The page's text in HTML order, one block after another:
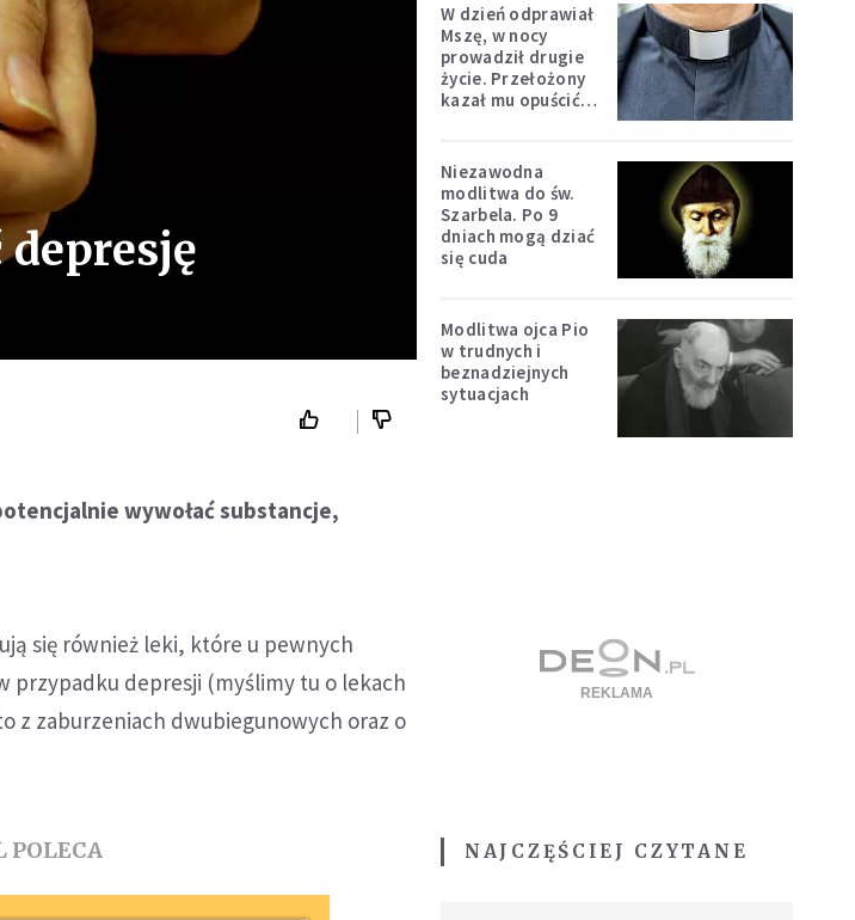
wywołać substancje,
się również leki, które u pewnych
przypadku depresji (myślimy tu o lekach
z zaburzeniach dwubiegunowych oraz o
POLECA
W dzień odprawiał
Mszę, w nocy
prowadził drugie
życie. Przełożony
kazał mu opuścić
Niezawodna
modlitwa do św.
Szarbela. Po 9
dniach mogą dziać
się cuda
Modlitwa ojca Pio
w trudnych i
beznadziejnych
sytuacjach
NAJCZĘŚCIEJ CZYTANE